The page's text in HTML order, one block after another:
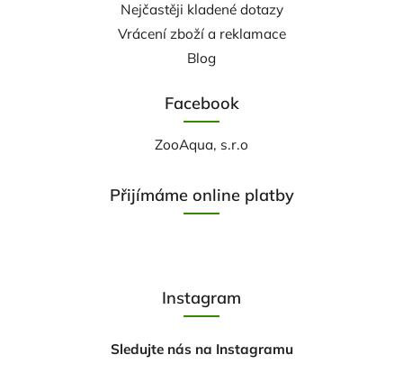
Nejčastěji kladené dotazy
Vrácení zboží a reklamace
Blog
Facebook
ZooAqua, s.r.o
Přijímáme online platby
Instagram
Sledujte nás na Instagramu